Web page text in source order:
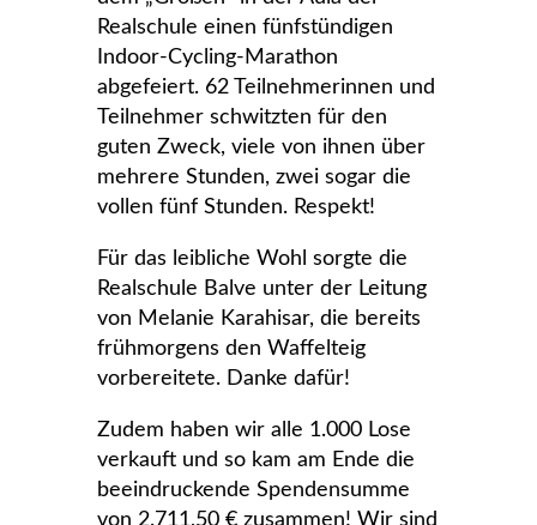
Realschule einen fünfstündigen
Indoor-Cycling-Marathon
abgefeiert. 62 Teilnehmerinnen und
Teilnehmer schwitzten für den
guten Zweck, viele von ihnen über
mehrere Stunden, zwei sogar die
vollen fünf Stunden. Respekt!
Für das leibliche Wohl sorgte die
Realschule Balve unter der Leitung
von Melanie Karahisar, die bereits
frühmorgens den Waffelteig
vorbereitete. Danke dafür!
Zudem haben wir alle 1.000 Lose
verkauft und so kam am Ende die
beeindruckende Spendensumme
von 2.711,50 € zusammen! Wir sind